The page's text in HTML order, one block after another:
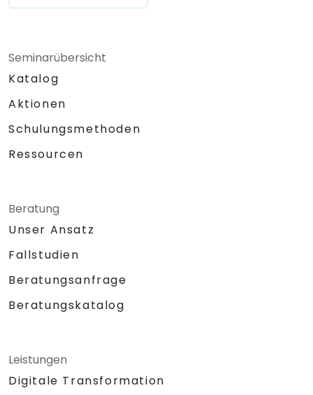
Seminarübersicht
Katalog
Aktionen
Schulungsmethoden
Ressourcen
Beratung
Unser Ansatz
Fallstudien
Beratungsanfrage
Beratungskatalog
Leistungen
Digitale Transformation